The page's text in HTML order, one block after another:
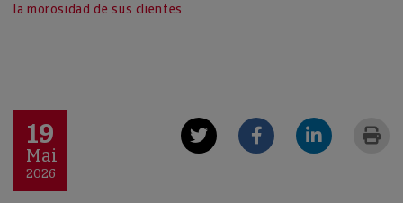
la morosidad de sus clientes
19
Mai
2026